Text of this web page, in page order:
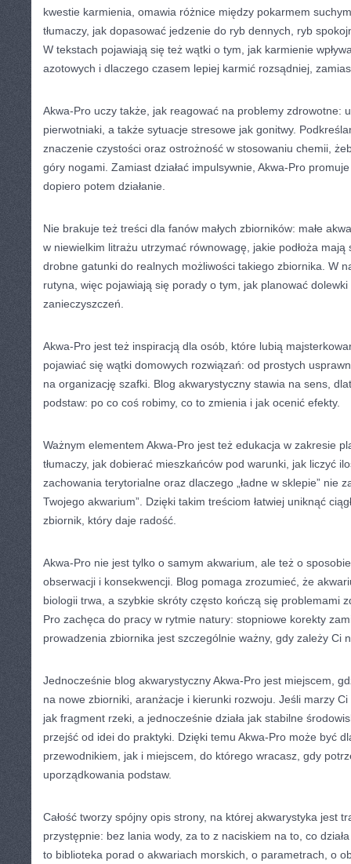
kwestie karmienia, omawia różnice między pokarmem
tłumaczy, jak dopasować jedzenie do ryb dennych, ryb
W tekstach pojawiają się też wątki o tym, jak karmienie
azotowych i dlaczego czasem lepiej karmić rozsądniej,
Akwa-Pro uczy także, jak reagować na problemy zdrowotne:
pierwotniaki, a także sytuacje stresowe jak gonitwy.
znaczenie czystości oraz ostrożność w stosowaniu chemii,
góry nogami. Zamiast działać impulsywnie, Akwa-Pro
dopiero potem działanie.
Nie brakuje też treści dla fanów małych zbiorników: małe
w niewielkim litrażu utrzymać równowagę, jakie podłoża
drobne gatunki do realnych możliwości takiego zbiornika. W
rutyna, więc pojawiają się porady o tym, jak planować
zanieczyszczeń.
Akwa-Pro jest też inspiracją dla osób, które lubią
pojawiać się wątki domowych rozwiązań: od prostych
na organizację szafki. Blog akwarystyczny stawia na sens,
podstaw: po co coś robimy, co to zmienia i jak ocenić efekty.
Ważnym elementem Akwa-Pro jest też edukacja w zakresie
tłumaczy, jak dobierać mieszkańców pod warunki, jak liczyć
zachowania terytorialne oraz dlaczego „ładne w sklepie” nie
Twojego akwarium”. Dzięki takim treściom łatwiej uniknąć
zbiornik, który daje radość.
Akwa-Pro nie jest tylko o samym akwarium, ale też o
obserwacji i konsekwencji. Blog pomaga zrozumieć, że
biologii trwa, a szybkie skróty często kończą się problemami
Pro zachęca do pracy w rytmie natury: stopniowe korekty
prowadzenia zbiornika jest szczególnie ważny, gdy zależy Ci
Jednocześnie blog akwarystyczny Akwa-Pro jest miejscem,
na nowe zbiorniki, aranżacje i kierunki rozwoju. Jeśli marzy
jak fragment rzeki, a jednocześnie działa jak stabilne
przejść od idei do praktyki. Dzięki temu Akwa-Pro może być
przewodnikiem, jak i miejscem, do którego wracasz, gdy
uporządkowania podstaw.
Całość tworzy spójny opis strony, na której akwarystyka jest
przystępnie: bez lania wody, za to z naciskiem na to, co
to biblioteka porad o akwariach morskich, o parametrach, o